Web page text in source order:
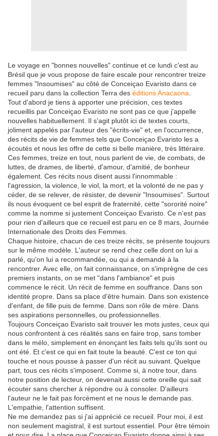
Le voyage en "bonnes nouvelles" continue et ce lundi c'est au
Brésil que je vous propose de faire escale pour rencontrer treize
femmes "Insoumises" au côté de Conceiçao Evaristo dans ce
recueil paru dans la collection Terra des éditions Anacaona
Tout d'abord je tiens à apporter une précision, ces textes
recueillis par Conceiçao Evaristo ne sont pas ce que j'appelle
nouvelles habituellement. Il s'agit plutôt ici de textes courts,
joliment appelés par l'auteur des "écrits-vie" et, en l'occurrence,
des récits de vie de femmes tels que Conceiçao Evaristo les a
écoutés et nous les offre de cette si belle manière, très littéraire.
Ces femmes, treize en tout, nous parlent de vie, de combats, de
luttes, de drames, de liberté, d'amour, d'amitié, de bonheur
également. Ces récits nous disent aussi l'innommable :
l'agression, la violence, le viol, la mort, et la volonté de ne pas y
céder, de se relever, de résister, de devenir "Insoumises". Surtout
ils nous évoquent ce bel esprit de fraternité, cette "sororité noire"
comme la nomme si justement Conceiçao Evaristo. Ce n'est pas
pour rien d'ailleurs que ce recueil est paru en ce 8 mars, Journée
Internationale des Droits des Femmes.
Chaque histoire, chacun de ces treize récits, se présente toujours
sur le même modèle. L'auteur se rend chez celle dont on lui a
parlé, qu'on lui a recommandée, ou qui a demandé à la
rencontrer. Avec elle, on fait connaissance, on s'imprègne de ces
premiers instants, on se met "dans l'ambiance" et puis
commence le récit. Un récit de femme en souffrance. Dans son
identité propre. Dans sa place d'être humain. Dans son existence
d'enfant, de fille puis de femme. Dans son rôle de mère. Dans
ses aspirations personnelles, ou professionnelles.
Toujours Conceiçao Evaristo sait trouver les mots justes, ceux qui
nous confrontent à ces réalités sans en faire trop, sans tomber
dans le mélo, simplement en énonçant les faits tels qu'ils sont ou
ont été. Et c'est ce qui en fait toute la beauté. C'est ce ton qui
touche et nous pousse à passer d'un récit au suivant. Quelque
part, tous ces récits s'imposent. Comme si, à notre tour, dans
notre position de lecteur, on devenait aussi cette oreille qui sait
écouter sans chercher à répondre ou à consoler. D'ailleurs
l'auteur ne le fait pas forcément et ne nous le demande pas.
L'empathie, l'attention suffisent.
Ne me demandez pas si j'ai apprécié ce recueil. Pour moi, il est
non seulement magistral, il est surtout essentiel. Pour être témoin